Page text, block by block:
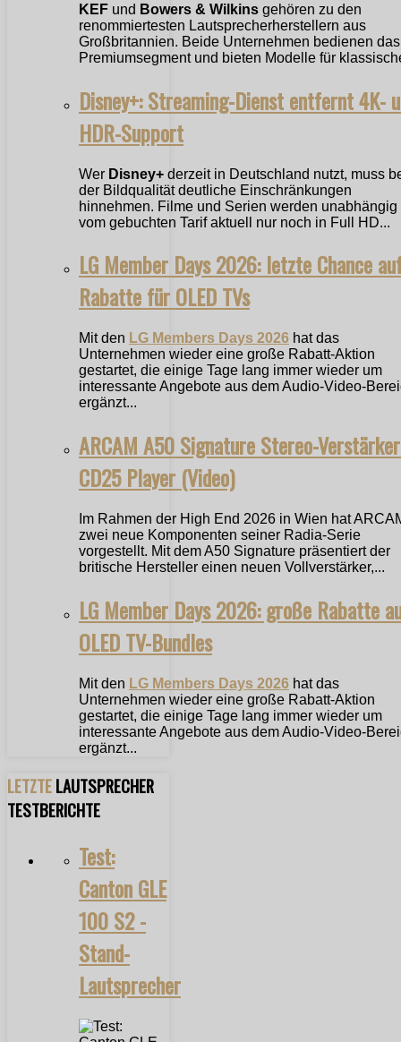
KEF und Bowers & Wilkins gehören zu den
renommiertesten Lautsprecherherstellern aus
Großbritannien. Beide Unternehmen bedienen das
Premiumsegment und bieten Modelle für
Disney+: Streaming-Dienst entfernt 4K-
HDR-Support
Wer Disney+ derzeit in Deutschland nutzt, muss
der Bildqualität deutliche Einschränkungen
hinnehmen. Filme und Serien werden unabhängig
vom gebuchten Tarif aktuell nur noch in Full HD...
LG Member Days 2026: letzte Chance
Rabatte für OLED TVs
Mit den LG Members Days 2026 hat das
Unternehmen wieder eine große Rabatt-Aktion
gestartet, die einige Tage lang immer wieder um
interessante Angebote aus dem Audio-Video-
ergänzt...
ARCAM A50 Signature Stereo-
CD25 Player (Video)
Im Rahmen der High End 2026 in Wien hat
zwei neue Komponenten seiner Radia-Serie
vorgestellt. Mit dem A50 Signature präsentiert der
britische Hersteller einen neuen Vollverstärker,...
LG Member Days 2026: große Rabatte
OLED TV-Bundles
Mit den LG Members Days 2026 hat das
Unternehmen wieder eine große Rabatt-Aktion
gestartet, die einige Tage lang immer wieder um
interessante Angebote aus dem Audio-Video-
ergänzt...
LETZTELAUTSPRECHER
TESTBERICHTE
Test:
Canton GLE
100 S2 -
Stand-
Lautsprecher